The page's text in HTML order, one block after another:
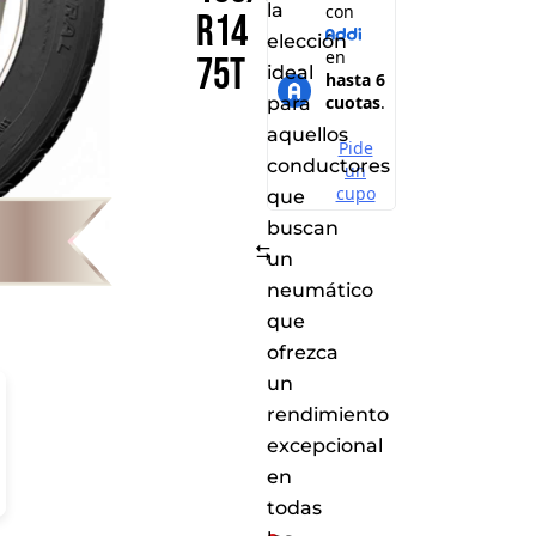
R14
75T
Comparar
la
elección
ideal
para
aquellos
conductores
que
buscan
un
neumático
que
ofrezca
un
rendimiento
excepcional
en
todas